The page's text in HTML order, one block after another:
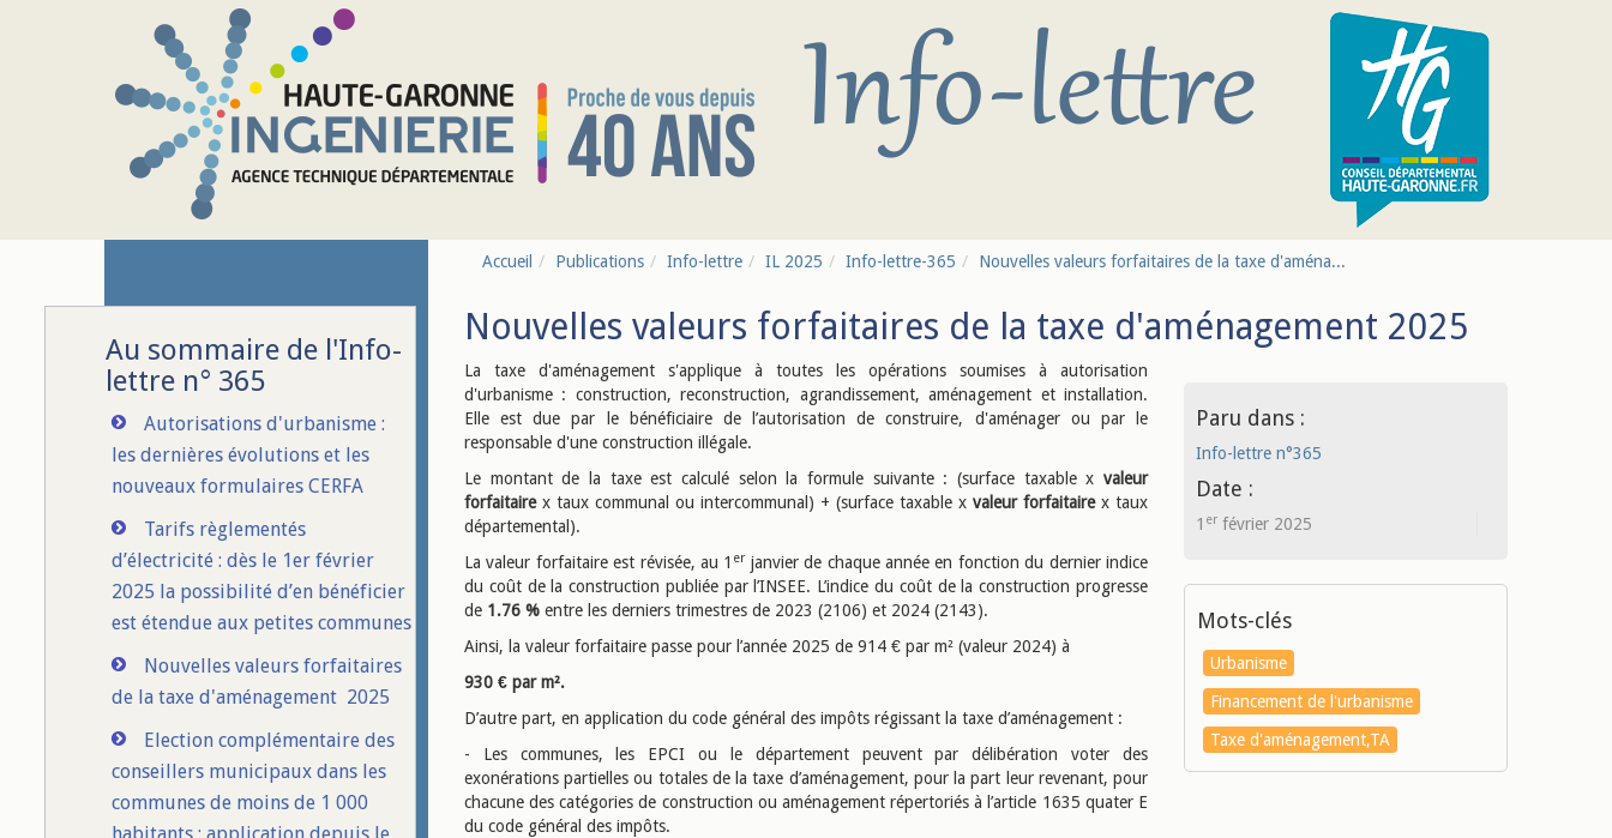
Au sommaire de l'Info-
lettre n° 365
Autorisations d'urbanisme :
les dernières évolutions et les
nouveaux formulaires CERFA
Tarifs règlementés
d’électricité : dès le 1er février
2025 la possibilité d’en bénéficier
est étendue aux petites communes
Nouvelles valeurs forfaitaires
de la taxe d'aménagement 2025
Election complémentaire des
conseillers municipaux dans les
communes de moins de 1 000
Accueil Publications Info-lettre IL 2025 Info-lettre-365 Nouvelles valeurs forfaitaires de la taxe d'aména...
Nouvelles valeurs forfaitaires de la taxe d'aménagement 2025
La taxe d'aménagement s'applique à toutes les opérations soumises à autorisation
d'urbanisme : construction, reconstruction, agrandissement, aménagement et installation.
Elle est due par le bénéficiaire de l’autorisation de construire, d'aménager ou par le
responsable d'une construction illégale.
Le montant de la taxe est calculé selon la formule suivante : (surface taxable x valeur
forfaitairex taux communal ou intercommunal) + (surface taxable x valeur forfaitairex taux
départemental).
La valeur forfaitaire est révisée, au 1 er janvier de chaque année en fonction du dernier indice
du coût de la construction publiée par l’INSEE. L’indice du coût de la construction progresse
de 1.76 % entre les derniers trimestres de 2023 (2106) et 2024 (2143).
Ainsi, la valeur forfaitaire passe pour l’année 2025 de 914 € par m² (valeur 2024) à
930 € par m².
D’autre part, en application du code général des impôts régissant la taxe d’aménagement :
- Les communes, les EPCI ou le département peuvent par délibération voter des
exonérations partielles ou totales de la taxe d’aménagement, pour la part leur revenant, pour
chacune des catégories de construction ou aménagement répertoriés à l’article 1635 quater E
du code général des impôts.
Paru dans :
Info-lettre n°365
Date :
1 erfévrier 2025
Mots-clés
Urbanisme
Financement de l'urbanisme
Taxe d'aménagement,TA